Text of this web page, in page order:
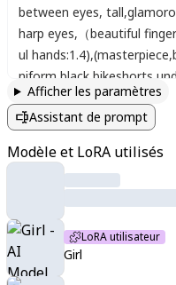
between eyes, tall,
harp eyes, （beautiful
ul hands:1.4),
niform black bikeshorts
holding pom
th,pastel color kawaiistyle
Afficher les paramètres
Assistant de prompt
Modèle et LoRA utilisés
LoRA utilisateur
Girl